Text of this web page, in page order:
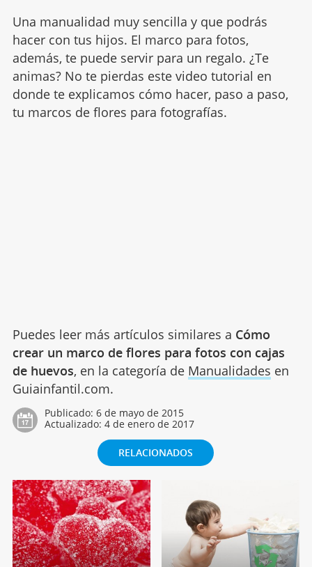
Una manualidad muy sencilla y que podrás
hacer con tus hijos. El marco para fotos,
además, te puede servir para un regalo. ¿Te
animas? No te pierdas este video tutorial en
donde te explicamos cómo hacer, paso a paso,
tu marcos de flores para fotografías.
Puedes leer más artículos similares a Cómo
crear un marco de flores para fotos con cajas
de huevos, en la categoría de Manualidades en
Guiainfantil.com.
Publicado: 6 de mayo de 2015
Actualizado: 4 de enero de 2017
RELACIONADOS